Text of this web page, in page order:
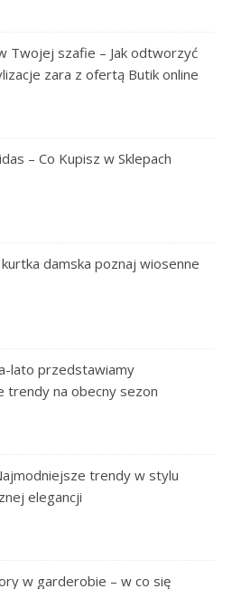
Twojej szafie – Jak odtworzyć
zara z ofertą Butik online
– Co Kupisz w Sklepach
damska poznaj wiosenne
lato przedstawiamy
trendy na obecny sezon
trendy w stylu
elegancji
w garderobie – w co się